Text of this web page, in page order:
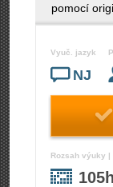
pomocí
Vyuč. jazyk
NJ
Rozsah výuky |
105h